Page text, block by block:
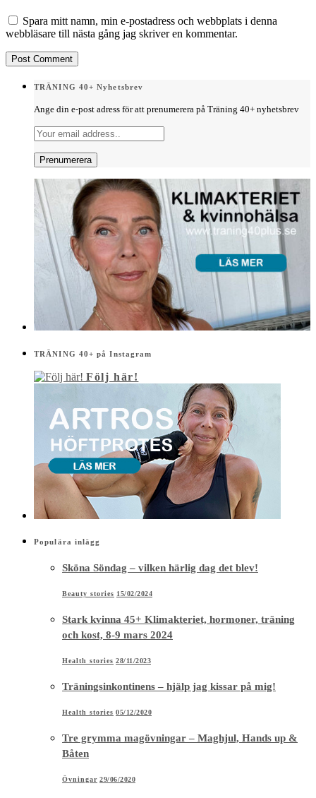
Spara mitt namn, min e-postadress och webbplats i denna
webbläsare till nästa gång jag skriver en kommentar.
TRÄNING 40+ Nyhetsbrev
Ange din e-post adress för att prenumerera på Träning 40+ nyhetsbrev
TRÄNING 40+ på Instagram
Följ här!
Populära inlägg
Sköna Söndag – vilken härlig dag det blev!
Beauty stories 15/02/2024
Stark kvinna 45+ Klimakteriet, hormoner, träning
och kost, 8-9 mars 2024
Health stories 28/11/2023
Träningsinkontinens – hjälp jag kissar på mig!
Health stories 05/12/2020
Tre grymma magövningar – Maghjul, Hands up &
Båten
Övningar 29/06/2020